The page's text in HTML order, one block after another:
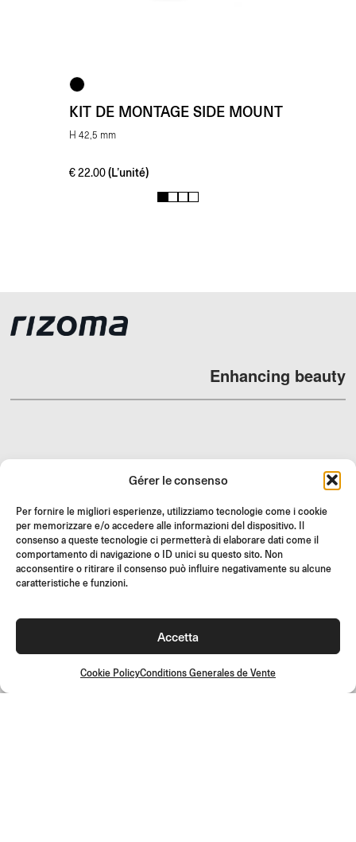
Gérer le consenso
Per fornire le migliori esperienze, utilizziamo tecnologie come i cookie
per memorizzare e/o accedere alle informazioni del dispositivo. Il
consenso a queste tecnologie ci permetterà di elaborare dati come il
comportamento di navigazione o ID unici su questo sito. Non
acconsentire o ritirare il consenso può influire negativamente su alcune
caratteristiche e funzioni.
Accetta
Cookie PolicyConditions Generales de Vente
KIT DE MONTAGE SIDE MOUNT
H 42,5 mm
€22.00 (L’unité)
1 2 3 4
Enhancing beauty
SUPPORT ET FAQ
RETOURS
INSTRUCTIONS DE MONTAGE
GIFT CARD
OFFRES LIMITÉES
Rejoignez la communauté Rizoma et accédez à des contenus
exclusifs et des offres spéciales !